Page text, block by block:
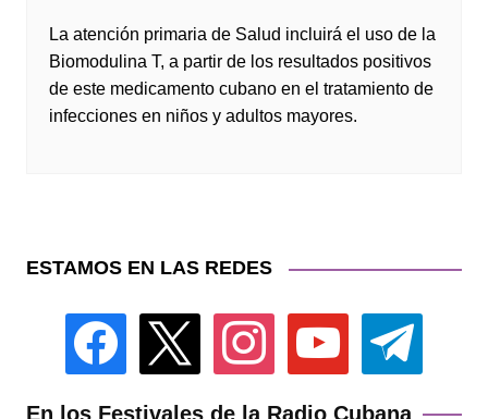
La atención primaria de Salud incluirá el uso de la
Biomodulina T, a partir de los resultados positivos
de este medicamento cubano en el tratamiento de
infecciones en niños y adultos mayores.
ESTAMOS EN LAS REDES
facebook instagram youtube telegram
En los Festivales de la Radio Cubana